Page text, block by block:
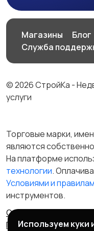
Производство
Сельское
Страхование
Туризм и гостиницы
Магазины Блог
Служба
© 2026 СтройКа -
услуги
Торговые марки,
являются
На платформе
технологии.
Условиями и
инструментов.
Отказ от
Политика
Используем